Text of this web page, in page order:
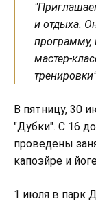
и отдыха.
программу,
мастер-
В пятницу, 30
"Дубки". С 16
проведены
капоэйре и
1 июля в парк